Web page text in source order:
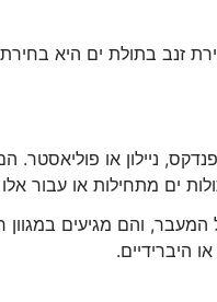
זנב בתולת ים היא בחירת
ניילון או
ים מתחילות או עבור
והם מגיעים במגוון
היברידיים.